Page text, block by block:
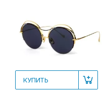
КУПИТЬ